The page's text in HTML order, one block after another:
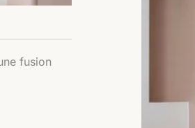
fusion